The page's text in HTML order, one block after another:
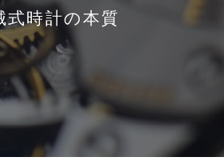
式時計の本質